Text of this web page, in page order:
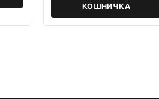
КОШНИЧКА